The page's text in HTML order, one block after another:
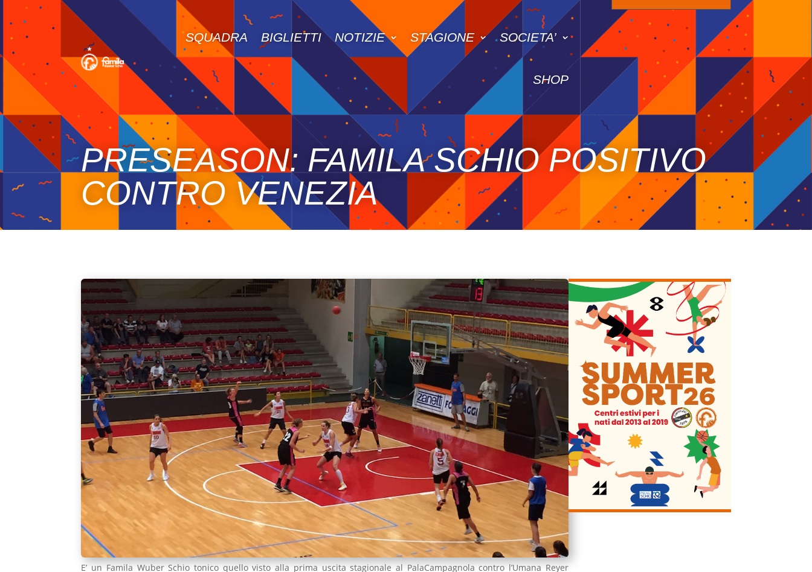
SQUADRA BIGLIETTI NOTIZIE STAGIONE SOCIETA’
SHOP
PRESEASON: FAMILA SCHIO POSITIVO
CONTRO VENEZIA
E’ un Famila Wuber Schio tonico quello visto alla prima uscita stagionale al PalaCampagnola contro l’Umana Reyer